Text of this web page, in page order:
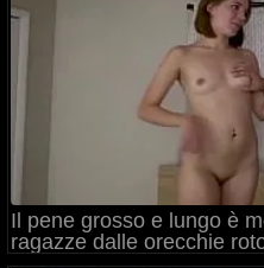
Il pene grosso e lungo è
ragazze dalle orecchie